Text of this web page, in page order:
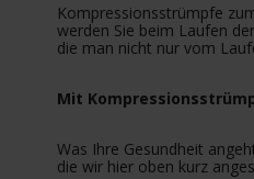
Kompressionsstrümpfe
werden Sie beim Laufen
die man nicht nur vom
Mit
Was Ihre Gesundheit
die wir hier oben kurz